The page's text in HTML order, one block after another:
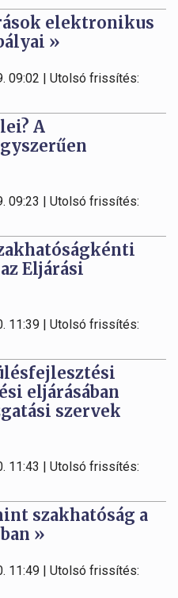
elektronikus
»
09:02 | Utolsó frissítés:
A
09:23 | Utolsó frissítés:
Eljárási
11:39 | Utolsó frissítés:
eljárásában
szervek
11:43 | Utolsó frissítés:
szakhatóság a
»
11:49 | Utolsó frissítés: